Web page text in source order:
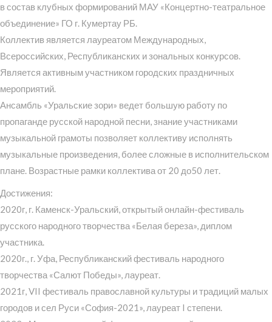
в состав клубных формирований МАУ «Концертно-театральное
объединение» ГО г. Кумертау РБ.
Коллектив является лауреатом Международных,
Всероссийских, Республиканских и зональных конкурсов.
Является активным участником городских праздничных
мероприятий.
Ансамбль «Уральские зори» ведет большую работу по
пропаганде русской народной песни, знание участниками
музыкальной грамоты позволяет коллективу исполнять
музыкальные произведения, более сложные в исполнительском
плане. Возрастные рамки коллектива от 20 до50 лет.
Достижения:
2020г, г. Каменск-Уральский, открытый онлайн-фестиваль
русского народного творчества «Белая береза», диплом
участника.
2020г., г. Уфа, Республиканский фестиваль народного
творчества «Салют Победы», лауреат.
2021г, VII фестиваль православной культуры и традиций малых
городов и сел Руси «София-2021», лауреат I степени.